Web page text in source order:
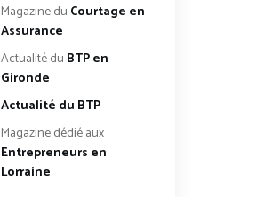
Magazine du Courtage en
Assurance
Actualité du BTP en
Gironde
Actualité du BTP
Magazine dédié aux
Entrepreneurs en
Lorraine